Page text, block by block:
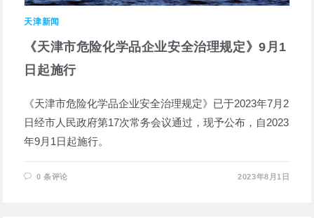
天津新闻
《天津市危险化学品企业安全治理规定》9月1
日起施行
《天津市危险化学品企业安全治理规定》已于2023年7月2
日经市人民政府第17次常务会议通过，现予公布，自2023
年9月1日起施行。
0 条评论 2023年8月1日